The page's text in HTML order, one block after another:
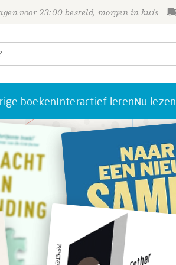
voor 23:00 besteld, morgen in huis
boekenInteractief lerenNu lezen